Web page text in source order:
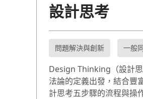
設計思考
問題解決與創新 一般
Design Thinking（設計
法論的定義出發，結合豐
計思考五步驟的流程與操